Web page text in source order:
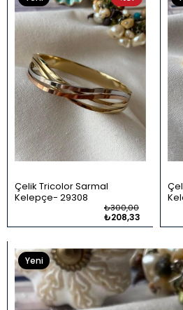
Çelik Tricolor Sarmal
Kelepçe 29308
₺208,33
₺300,00
Ürün
Yeni
Ürün